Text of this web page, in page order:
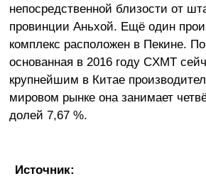
непосредственной близости от
провинции Аньхой. Ещё один
комплекс расположен в Пекине.
основанная в 2016 году CXMT
крупнейшим в Китае
мировом рынке она занимает
долей 7,67 %.
Источник: